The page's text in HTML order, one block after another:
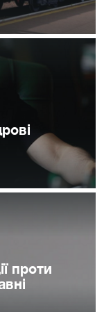
проти